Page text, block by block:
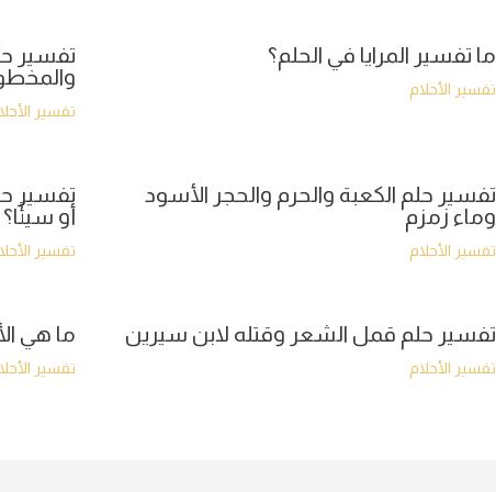
ما تفسير المرايا في الحلم؟
تفسير الأحلام
تفسير
تفسير
تفسير حلم الكعبة والحرم والحجر الأسود
وماء زمزم
تفسير الأحلام
تفسير
أو سيئًا؟
تفسير
تفسير حلم قمل الشعر وقتله لابن سيرين
تفسير الأحلام
ما هي
تفسير